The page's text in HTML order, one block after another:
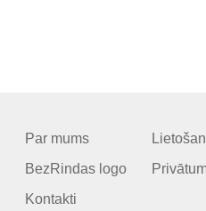
Par mums
BezRindas logo
Kontakti